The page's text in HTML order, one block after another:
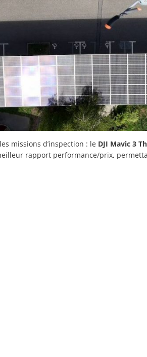
missions d’inspection : le DJI Mavic 3
rapport performance/prix,